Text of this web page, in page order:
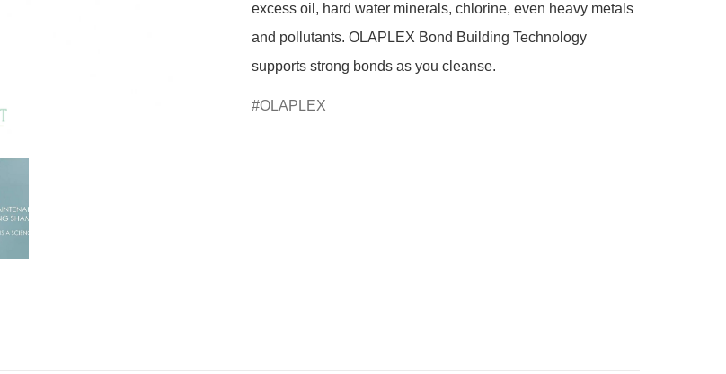
excess oil, hard water minerals, chlorine, even heavy metals
and pollutants. OLAPLEX Bond Building Technology
supports strong bonds as you cleanse.
OLAPLEX